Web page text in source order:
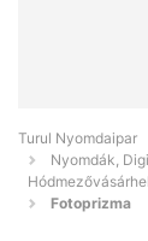
Turul Nyomdaipar
Nyomdák,
Fotoprizma